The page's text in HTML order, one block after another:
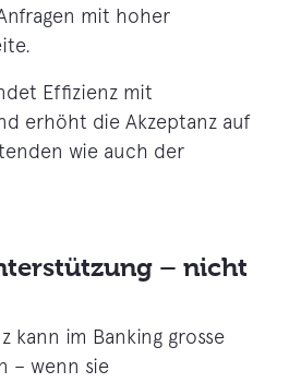
mit hoher
Effizienz mit
erhöht die Akzeptanz auf
wie auch der
– nicht
kann im Banking grosse
– wenn sie